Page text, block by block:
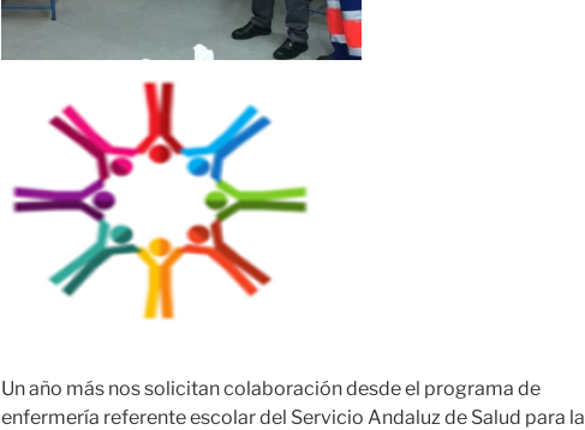
Un año más nos solicitan colaboración desde el programa de
enfermería referente escolar del Servicio Andaluz de Salud para la